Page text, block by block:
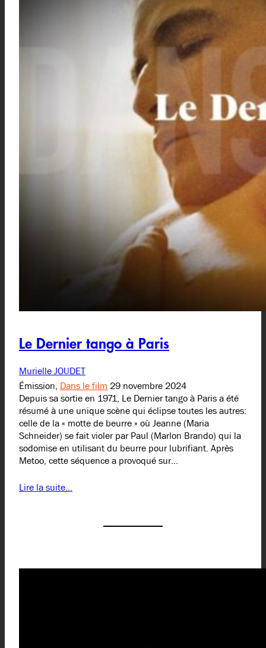
Le Dernier tango à Paris
Murielle JOUDET
Émission, Dans le film 29 novembre 2024
Depuis sa sortie en 1971, Le Dernier tango à Paris a été
résumé à une unique scène qui éclipse toutes les autres:
celle de la « motte de beurre » où Jeanne (Maria
Schneider) se fait violer par Paul (Marlon Brando) qui la
sodomise en utilisant du beurre pour lubrifiant. Après
Metoo, cette séquence a provoqué sur…
Lire la suite…